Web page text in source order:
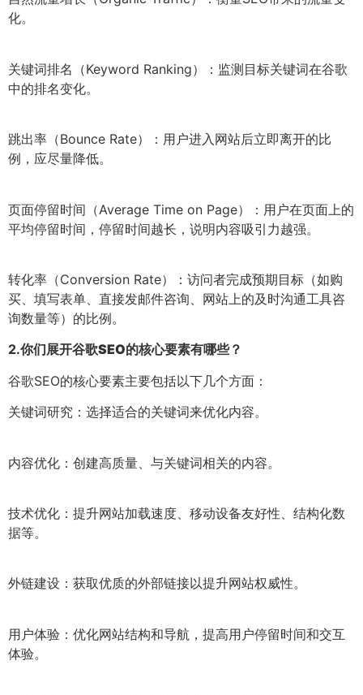
化。
关键词排名（Keyword Ranking）：监测目标关键词在谷歌
中的排名变化。
跳出率（Bounce Rate）：用户进入网站后立即离开的比
例，应尽量降低。
页面停留时间（Average Time on Page）：用户在页面上的
平均停留时间，停留时间越长，说明内容吸引力越强。
转化率（Conversion Rate）：访问者完成预期目标（如购
买、填写表单、直接发邮件咨询、网站上的及时沟通工具咨
询数量等）的比例。
2.你们展开谷歌SEO的核心要素有哪些？
谷歌SEO的核心要素主要包括以下几个方面：
关键词研究：选择适合的关键词来优化内容。
内容优化：创建高质量、与关键词相关的内容。
技术优化：提升网站加载速度、移动设备友好性、结构化数
据等。
外链建设：获取优质的外部链接以提升网站权威性。
用户体验：优化网站结构和导航，提高用户停留时间和交互
体验。